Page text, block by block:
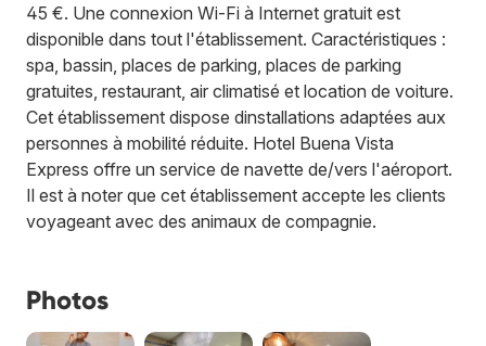
45 €. Une connexion Wi-Fi à Internet gratuit est
disponible dans tout l'établissement. Caractéristiques :
spa, bassin, places de parking, places de parking
gratuites, restaurant, air climatisé et location de voiture.
Cet établissement dispose dinstallations adaptées aux
personnes à mobilité réduite. Hotel Buena Vista
Express offre un service de navette de/vers l'aéroport.
Il est à noter que cet établissement accepte les clients
voyageant avec des animaux de compagnie.
Photos